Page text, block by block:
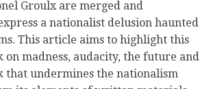
Groulx are merged and
a nationalist delusion haunted
This article aims to highlight this
on madness, audacity, the future and
that undermines the nationalism